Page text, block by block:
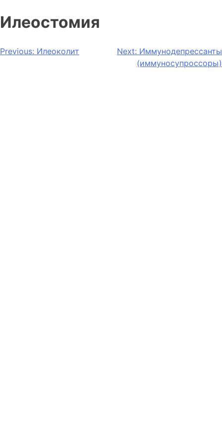
Илеостомия
Previous: Илеоколит Next: Иммунодепрессанты
(иммуносупроссоры)